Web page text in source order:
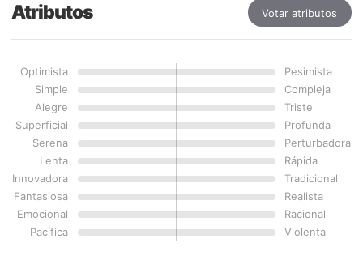
Atributos Votar atributos
Optimista
Pesimista
Simple
Compleja
Alegre
Triste
Superficial
Profunda
Serena
Perturbadora
Lenta
Rápida
Innovadora
Tradicional
Fantasiosa
Realista
Emocional
Racional
Pacífica
Violenta